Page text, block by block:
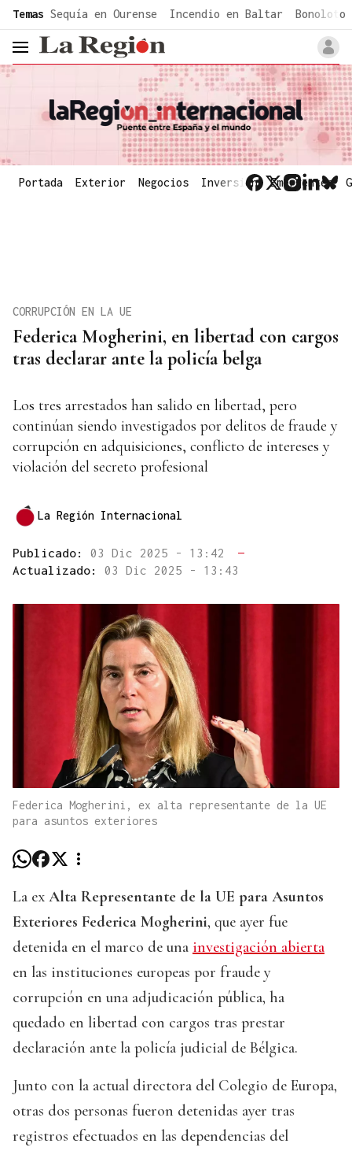
common.go-to-content
Temas Sequía en Ourense Incendio en Baltar Bonoloto
header.menu.open
Portada Exterior Negocios Inversión Emergentes
Federica Mogherini, en libertad con cargos
tras declarar ante la policía belga
CORRUPCIÓN EN LA UE
Los tres arrestados han salido en libertad, pero
continúan siendo investigados por delitos de fraude y
corrupción en adquisiciones, conflicto de intereses y
violación del secreto profesional
La Región Internacional
Publicado: 03 Dic 2025 - 13:42
—
Actualizado: 03 Dic 2025 - 13:43
Federica Mogherini, ex alta representante de la UE
para asuntos exteriores
La ex Alta Representante de la UE para Asuntos
Exteriores Federica Mogherini, que ayer fue
detenida en el marco de una investigación abierta
en las instituciones europeas por fraude y
corrupción en una adjudicación pública, ha
quedado en libertad con cargos tras prestar
declaración ante la policía judicial de Bélgica.
Junto con la actual directora del Colegio de Europa,
otras dos personas fueron detenidas ayer tras
registros efectuados en las dependencias del